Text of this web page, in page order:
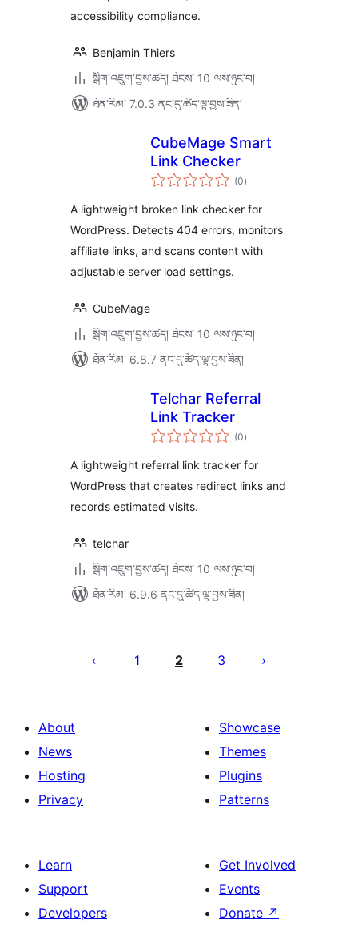
accessibility compliance.
Benjamin Thiers
སྒྲིག་འཇུག་བྱས་ཚད། ཐེངས་ 10 ལས་ཉུང་བ།
ཐོན་རིམ་ 7.0.3 ནང་དུ་ཚོད་ལྟ་བྱས་ཟིན།
CubeMage Smart
Link Checker
(0གདེང་
འཇོག་
ཚང་།
)
A lightweight broken link checker for
WordPress. Detects 404 errors, monitors
affiliate links, and scans content with
adjustable server load settings.
CubeMage
སྒྲིག་འཇུག་བྱས་ཚད། ཐེངས་ 10 ལས་ཉུང་བ།
ཐོན་རིམ་ 6.8.7 ནང་དུ་ཚོད་ལྟ་བྱས་ཟིན།
Telchar Referral
Link Tracker
(0གདེང་
འཇོག་
ཚང་།
)
A lightweight referral link tracker for
WordPress that creates redirect links and
records estimated visits.
telchar
སྒྲིག་འཇུག་བྱས་ཚད། ཐེངས་ 10 ལས་ཉུང་བ།
ཐོན་རིམ་ 6.9.6 ནང་དུ་ཚོད་ལྟ་བྱས་ཟིན།
pagination
1 2 3
About
News
Hosting
Privacy
Showcase
Themes
Plugins
Patterns
Learn
Support
Developers
Get Involved
Events
Donate ↗